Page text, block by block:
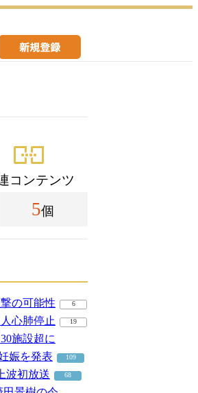
コンテンツ
5個
の可能性 6
心肺停止 19
施設超に
娠を発表
109
波初放送 68